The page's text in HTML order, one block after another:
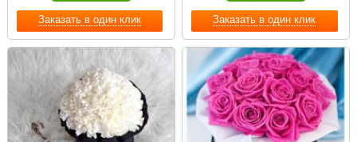
Заказать в один клик Заказать в один клик